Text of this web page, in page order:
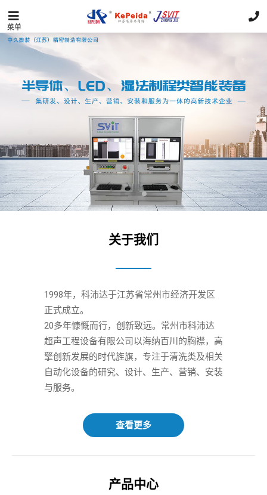
菜单
关于我们
1998年，科沛达于江苏省常州市经济开发区
正式成立。
20多年慷慨而行，创新致远。常州市科沛达
超声工程设备有限公司以海纳百川的胸襟，高
擎创新发展的时代旌旗，专注于清洗类及相关
自动化设备的研究、设计、生产、营销、安装
与服务。
查看更多
产品中心